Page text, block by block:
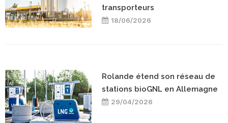
transporteurs
18/06/2026
Rolande étend son réseau de
stations bioGNL en Allemagne
29/04/2026